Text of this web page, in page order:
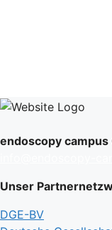
endoscopy campus
Unser
DGE-BV